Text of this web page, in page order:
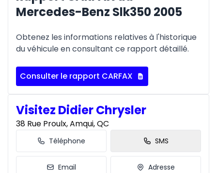
Mercedes-Benz Slk350 2005
Obtenez les informations relatives à l'historique
du véhicule en consultant ce rapport détaillé.
Consulter le rapport CARFAX
Visitez Didier Chrysler
38 Rue Proulx, Amqui, QC
Téléphone SMS
Email Adresse